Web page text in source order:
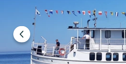
Vorige
slide